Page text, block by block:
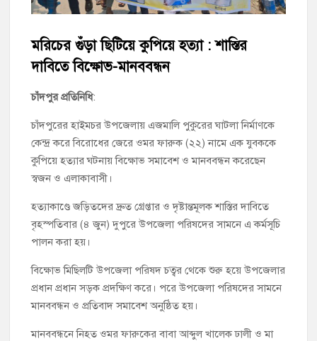
চাঁদপুর পৌর বিএনপির উপদেষ্টা মন্ডলীসহ ১০১ সদস্য বিশিষ্ট পূর্ণাঙ্গ
হাইমচরের হালিম চত্বরের দোকান উচ্ছেদ, ১০ হাজার টাকা জরিমানা
মঞ্চে নয়, নেতাকর্মীদের সারিতে বসে মতবিনিময় করলেন শিক্ষামন্ত্রী আ,ন,ম
চাঁদপুর জেলা বিএনপির সিনিয়র সহ-সভাপতি মাহবুব আনোয়ার বাবলুর
মৃত্যুতে স্মরণ সভা ও দোয়া মাহফিল
কচুয়ায় পৃথক অভিযানে ২০১ পিস ইয়াবা ও ৫০ গ্রাম গাঁজাসহ ৩ মাদক
কারবারি গ্রেপ্তার
মরিচের গুঁড়া ছিটিয়ে কুপিয়ে হত্যা : শাস্তির
দাবিতে বিক্ষোভ-মানববন্ধন
চাঁদপুর প্রতিনিধি:
চাঁদপুরের হাইমচর উপজেলায় এজমালি পুকুরের ঘাটলা নির্মাণকে
কেন্দ্র করে বিরোধের জেরে ওমর ফারুক (২২) নামে এক যুবককে
কুপিয়ে হত্যার ঘটনায় বিক্ষোভ সমাবেশ ও মানববন্ধন করেছেন
স্বজন ও এলাকাবাসী।
হত্যাকাণ্ডে জড়িতদের দ্রুত গ্রেপ্তার ও দৃষ্টান্তমূলক শাস্তির দাবিতে
বৃহস্পতিবার (৪ জুন) দুপুরে উপজেলা পরিষদের সামনে এ কর্মসূচি
পালন করা হয়।
বিক্ষোভ মিছিলটি উপজেলা পরিষদ চত্বর থেকে শুরু হয়ে উপজেলার
প্রধান প্রধান সড়ক প্রদক্ষিণ করে। পরে উপজেলা পরিষদের সামনে
মানববন্ধন ও প্রতিবাদ সমাবেশ অনুষ্ঠিত হয়।
মানববন্ধনে নিহত ওমর ফারুকের বাবা আব্দুল খালেক ঢালী ও মা